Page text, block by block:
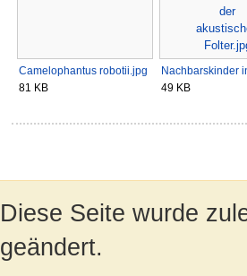
Camelophantus robotii.jpg
81 KB
Nachbarskinder
49 KB
Diese Seite wurde
geändert.